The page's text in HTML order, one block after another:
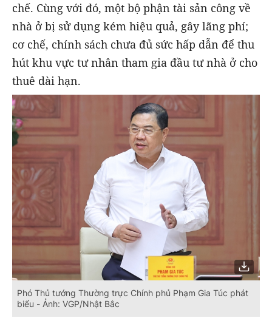
chế. Cùng với đó, một bộ phận tài sản công về
nhà ở bị sử dụng kém hiệu quả, gây lãng phí;
cơ chế, chính sách chưa đủ sức hấp dẫn để thu
hút khu vực tư nhân tham gia đầu tư nhà ở cho
thuê dài hạn.
Phó Thủ tướng Thường trực Chính phủ Phạm Gia Túc phát
biểu - Ảnh: VGP/Nhật Bắc